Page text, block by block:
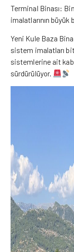
Terminal Binası:
imalatlarının büyük
Yeni Kule Baza
sistem imalatları
sistemlerine ait
sürdürülüyor.